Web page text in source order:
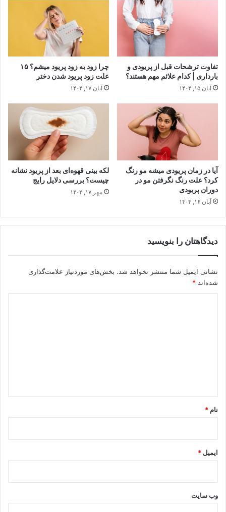
تفاوت ترشحات قبل از پریودی و
بارداری | کدام علائم مهم هستند؟
آبان ۱۵, ۱۴۰۴
چرا زود به زود پریود میشم؟ ۱۵
علت زود پریود شدن دختر
آبان ۱۷, ۱۴۰۴
آیا در زمان پریودی میشه مو رنگ
کرد؟ علت رنگ نگرفتن مو در
دوران پریودی
آبان ۱۶, ۱۴۰۴
لکه‌ بینی قهوه‌ای بعد از پریود نشانه
چیست؟ بررسی دلایل رایج
مهر ۱۷, ۱۴۰۴
دیدگاهتان را بنویسید
نشانی ایمیل شما منتشر نخواهد شد. بخش‌های موردنیاز علامت‌گذاری
شده‌اند *
نام *
ایمیل *
وب‌ سایت